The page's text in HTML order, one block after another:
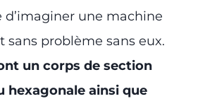
d’imaginer une machine
sans problème sans eux.
un corps de section
hexagonale ainsi que